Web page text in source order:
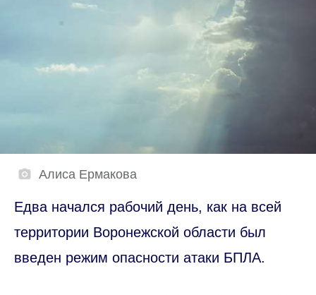
Алиса Ермакова
Едва начался рабочий день, как на всей
территории Воронежской области был
введен режим опасности атаки БПЛА.